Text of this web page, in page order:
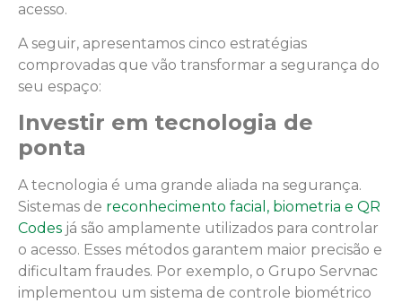
acesso.
A seguir, apresentamos cinco estratégias
comprovadas que vão transformar a segurança do
seu espaço:
Investir em tecnologia de
ponta
A tecnologia é uma grande aliada na segurança.
Sistemas de reconhecimento facial, biometria e QR
Codes já são amplamente utilizados para controlar
o acesso. Esses métodos garantem maior precisão e
dificultam fraudes. Por exemplo, o Grupo Servnac
implementou um sistema de controle biométrico